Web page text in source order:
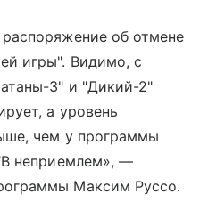
об отмене
игры". Видимо, с
3" и "Дикий-2"
а уровень
чем у программы
неприемлем», —
Максим Руссо.